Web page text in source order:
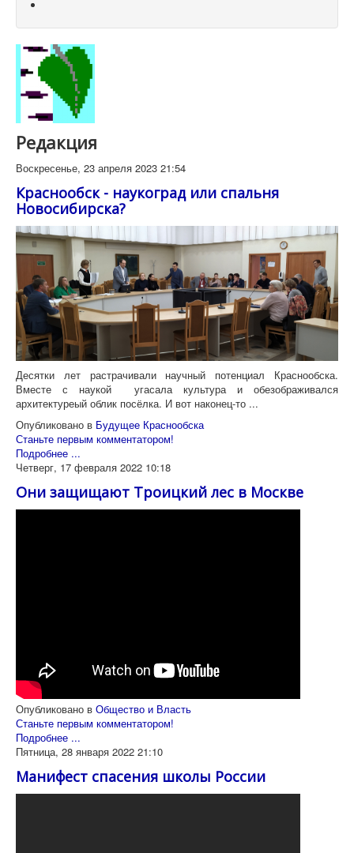
Редакция
Воскресенье, 23 апреля 2023 21:54
Краснообск - наукоград или спальня
Новосибирска?
Десятки лет растрачивали научный потенциал Краснообска.
Вместе с наукой угасала культура и обезображивался
архитектуреый облик посёлка. И вот наконец-то ...
Опубликовано в Будущее Краснообска
Станьте первым комментатором!
Подробнее ...
Четверг, 17 февраля 2022 10:18
Они защищают Троицкий лес в Москве
Опубликовано в Общество и Власть
Станьте первым комментатором!
Подробнее ...
Пятница, 28 января 2022 21:10
Манифест спасения школы России